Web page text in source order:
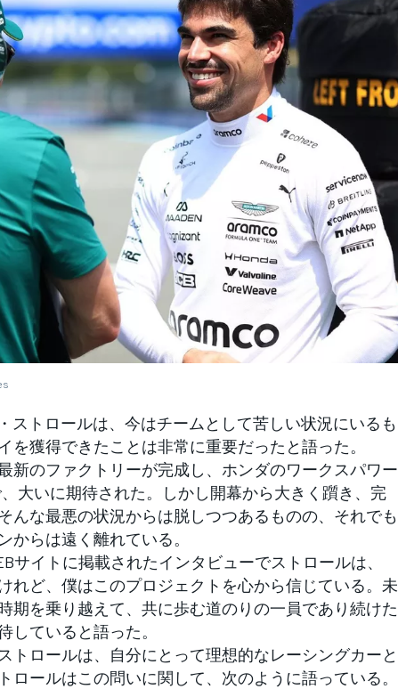
ストロールは、今はチームとして苦しい状況にいるも
獲得できたことは非常に重要だったと語った。
新のファクトリーが完成し、ホンダのワークスパワー
大いに期待された。しかし開幕から大きく躓き、完
んな最悪の状況からは脱しつつあるものの、それでも
からは遠く離れている。
サイトに掲載されたインタビューでストロールは、
れど、僕はこのプロジェクトを心から信じている。未
期を乗り越えて、共に歩む道のりの一員であり続けた
していると語った。
ロールは、自分にとって理想的なレーシングカーと
ロールはこの問いに関して、次のように語っている。